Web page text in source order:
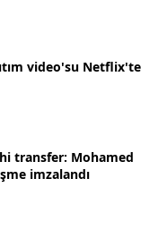
video'su Netflix'te
transfer: Mohamed
imzalandı